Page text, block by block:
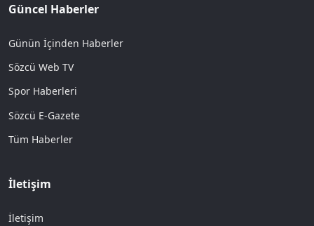
Güncel Haberler
Günün İçinden Haberler
Sözcü Web TV
Spor Haberleri
Sözcü E-Gazete
Tüm Haberler
İletişim
İletişim